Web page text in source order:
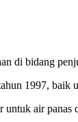
di bidang
1997,
untuk air panas